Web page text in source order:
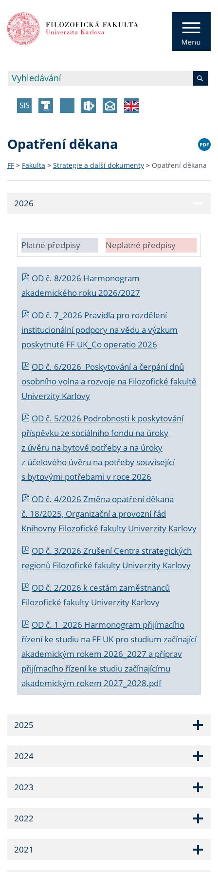
Opatření děkana
FF > Fakulta > Strategie a další dokumenty > Opatření děkana
2026
Platné předpisy Neplatné předpisy
OD č. 8/2026 Harmonogram
akademického roku 2026/2027
OD č. 7_2026 Pravidla pro rozdělení
institucionální podpory na vědu a výzkum
poskytnuté FF UK_Co operatio 2026
OD č. 6/2026 Poskytování a čerpání dnů
osobního volna a rozvoje na Filozofické fakultě
Univerzity Karlovy
OD č. 5/2026 Podrobnosti k poskytování
příspěvku ze sociálního fondu na úroky
z úvěru na bytové potřeby a na úroky
z účelového úvěru na potřeby související
s bytovými potřebami v roce 2026
OD č. 4/2026 Změna opatření děkana
č. 18/2025, Organizační a provozní řád
Knihovny Filozofické fakulty Univerzity Karlovy
OD č. 3/2026 Zrušení Centra strategických
regionů Filozofické fakulty Univerzity Karlovy
OD č. 2/2026 k cestám zaměstnanců
Filozofické fakulty Univerzity Karlovy
OD č. 1_2026 Harmonogram přijímacího
řízení ke studiu na FF UK pro studium začínající
akademickým rokem 2026_2027 a příprav
přijímacího řízení ke studiu začínajícímu
akademickým rokem 2027_2028.pdf
2025
2024
2023
2022
2021